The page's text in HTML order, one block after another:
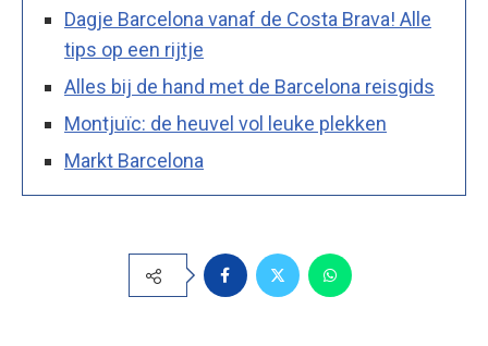
Dagje Barcelona vanaf de Costa Brava! Alle
tips op een rijtje
Alles bij de hand met de Barcelona reisgids
Montjuïc: de heuvel vol leuke plekken
Markt Barcelona